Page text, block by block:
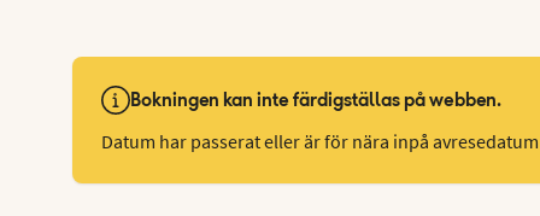
Bokningen kan inte färdigställas på webben.
Datum har passerat eller är för nära inpå